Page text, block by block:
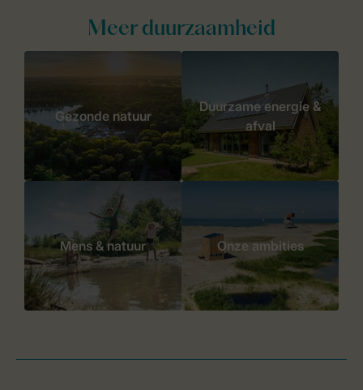
Meer duurzaamheid
Gezonde natuur
Duurzame energie &
afval
Mens & natuur Onze ambities